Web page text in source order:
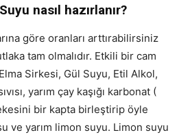
nasıl hazırlanır?
göre oranları arttırabilirsiniz
tam olmalıdır. Etkili bir cam
Sirkesi, Gül Suyu, Etil Alkol,
yarım çay kaşığı karbonat (
bir kapta birleştirip öyle
ve yarım limon suyu. Limon suyu